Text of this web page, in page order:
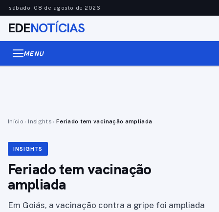
sábado, 08 de agosto de 2026
EDENOTÍCIAS
MENU
Início › Insights › Feriado tem vacinação ampliada
INSIGHTS
Feriado tem vacinação
ampliada
Em Goiás, a vacinação contra a gripe foi ampliada